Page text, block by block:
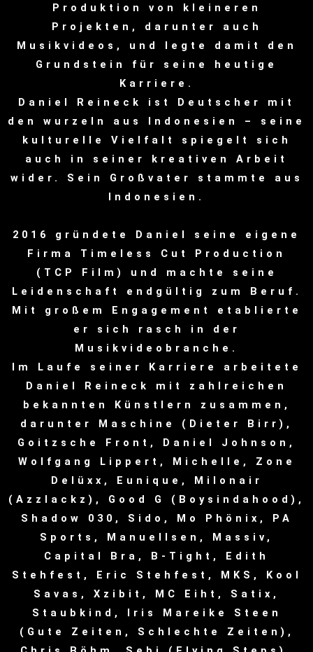
Produktion von kleineren
Projekten, darunter auch
Musikvideos, und legte damit den
Grundstein für seine heutige
Karriere.
Daniel Reineck ist Deutscher mit
den wurzeln aus Indonesien – seine
kulturelle Vielfalt spiegelt sich
auch in seiner kreativen Arbeit
wider. Sein Großvater stammte aus
Indonesien.
2016 gründete Daniel seine eigene
Firma Timeless Cut Production
(TCP Film) und machte seine
Leidenschaft endgültig zum Beruf.
Mit großem Engagement etablierte
er sich rasch in der
Musikvideobranche.
Im Laufe seiner Karriere arbeitete
Daniel Reineck mit zahlreichen
bekannten Künstlern zusammen,
darunter Maschine (Dieter Birr),
Goitzsche Front, Daniel Johnson,
Wolfgang Lippert, Michelle, Zone
Delüxx, Eunique, Milonair
(Azzlackz), Good G (Boysindahood),
Shadow 030, Sido, Mo Phönix, PA
Sports, Manuellsen, Massiv,
Capital Bra, B-Tight, Edith
Stehfest, Eric Stehfest, MKS, Kool
Savas, Xzibit, MC Eiht, Satix,
Staubkind, Iris Mareike Steen
(Gute Zeiten, Schlechte Zeiten),